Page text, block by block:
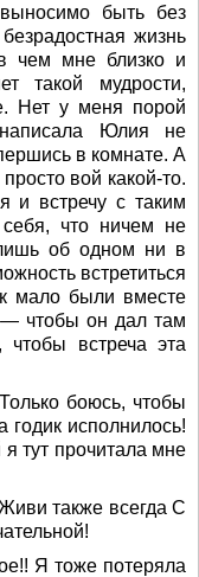
быть без
жизнь
чем мне близко и
такой мудрости,
Нет у меня порой
Юлия не
в комнате. А
вой какой-то.
и встречу с таким
что ничем не
об одном ни в
встретиться
мало были вместе
чтобы он дал там
встреча эта
боюсь, чтобы
годик исполнилось!
тут прочитала мне
также всегда С
Я тоже потеряла